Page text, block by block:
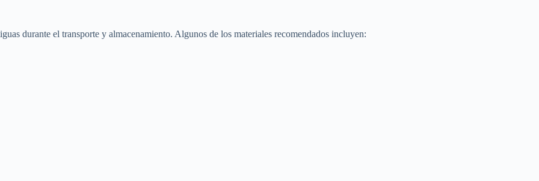
durante el transporte y almacenamiento. Algunos de los materiales recomendados incluyen: